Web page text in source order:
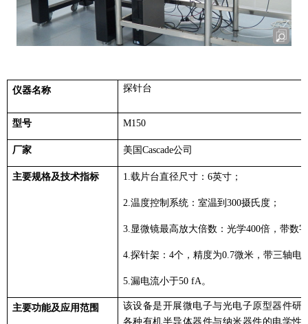
仪器名称 探针台
型号 M150
厂家 美国 Cascade公司
主要规格及技术指标 1. 载片台直径尺寸： 6英寸；
2. 温度控制系统：室温到 300摄氏度；
3. 显微镜最高放大倍数：光学400倍，带数
4. 探针架： 4个，精度为0.7微米，带三轴电
5. 漏电流小于50 fA 。
主要功能及应用范围
该设备是开展微电子与光电子原型器件研
各种有机半导体器件与纳米器件的电学性